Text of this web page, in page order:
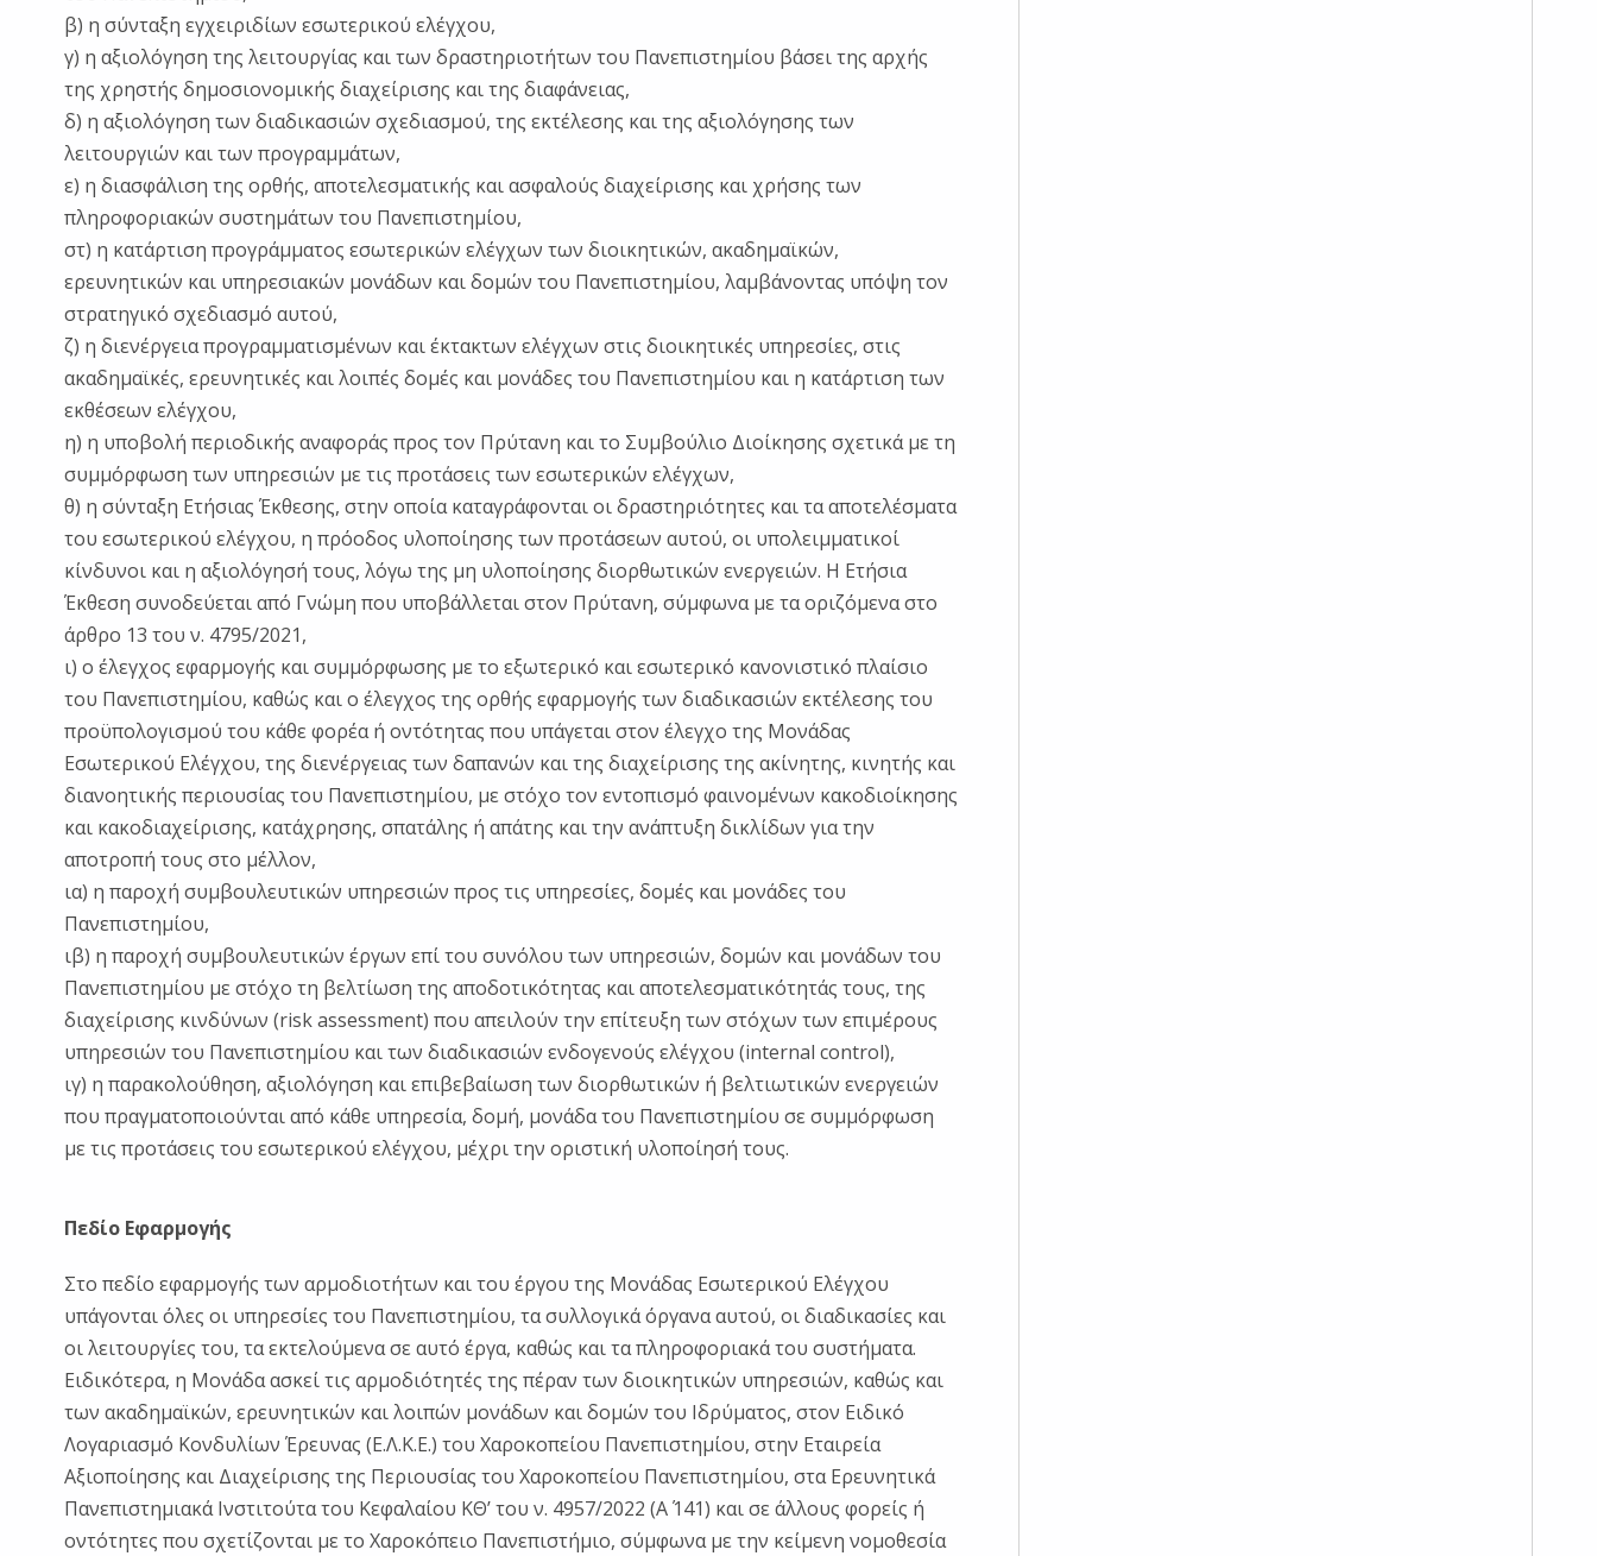
β) η σύνταξη εγχειριδίων εσωτερικού ελέγχου,
γ) η αξιολόγηση της λειτουργίας και των δραστηριοτήτων του Πανεπιστημίου βάσει της αρχής
της χρηστής δημοσιονομικής διαχείρισης και της διαφάνειας,
δ) η αξιολόγηση των διαδικασιών σχεδιασμού, της εκτέλεσης και της αξιολόγησης των
λειτουργιών και των προγραμμάτων,
ε) η διασφάλιση της ορθής, αποτελεσματικής και ασφαλούς διαχείρισης και χρήσης των
πληροφοριακών συστημάτων του Πανεπιστημίου,
στ) η κατάρτιση προγράμματος εσωτερικών ελέγχων των διοικητικών, ακαδημαϊκών,
ερευνητικών και υπηρεσιακών μονάδων και δομών του Πανεπιστημίου, λαμβάνοντας υπόψη τον
στρατηγικό σχεδιασμό αυτού,
ζ) η διενέργεια προγραμματισμένων και έκτακτων ελέγχων στις διοικητικές υπηρεσίες, στις
ακαδημαϊκές, ερευνητικές και λοιπές δομές και μονάδες του Πανεπιστημίου και η κατάρτιση των
εκθέσεων ελέγχου,
η) η υποβολή περιοδικής αναφοράς προς τον Πρύτανη και το Συμβούλιο Διοίκησης σχετικά με τη
συμμόρφωση των υπηρεσιών με τις προτάσεις των εσωτερικών ελέγχων,
θ) η σύνταξη Ετήσιας Έκθεσης, στην οποία καταγράφονται οι δραστηριότητες και τα αποτελέσματα
του εσωτερικού ελέγχου, η πρόοδος υλοποίησης των προτάσεων αυτού, οι υπολειμματικοί
κίνδυνοι και η αξιολόγησή τους, λόγω της μη υλοποίησης διορθωτικών ενεργειών. Η Ετήσια
Έκθεση συνοδεύεται από Γνώμη που υποβάλλεται στον Πρύτανη, σύμφωνα με τα οριζόμενα στο
άρθρο 13 του ν. 4795/2021,
ι) ο έλεγχος εφαρμογής και συμμόρφωσης με το εξωτερικό και εσωτερικό κανονιστικό πλαίσιο
του Πανεπιστημίου, καθώς και ο έλεγχος της ορθής εφαρμογής των διαδικασιών εκτέλεσης του
προϋπολογισμού του κάθε φορέα ή οντότητας που υπάγεται στον έλεγχο της Μονάδας
Εσωτερικού Ελέγχου, της διενέργειας των δαπανών και της διαχείρισης της ακίνητης, κινητής και
διανοητικής περιουσίας του Πανεπιστημίου, με στόχο τον εντοπισμό φαινομένων κακοδιοίκησης
και κακοδιαχείρισης, κατάχρησης, σπατάλης ή απάτης και την ανάπτυξη δικλίδων για την
αποτροπή τους στο μέλλον,
ια) η παροχή συμβουλευτικών υπηρεσιών προς τις υπηρεσίες, δομές και μονάδες του
Πανεπιστημίου,
ιβ) η παροχή συμβουλευτικών έργων επί του συνόλου των υπηρεσιών, δομών και μονάδων του
Πανεπιστημίου με στόχο τη βελτίωση της αποδοτικότητας και αποτελεσματικότητάς τους, της
διαχείρισης κινδύνων (risk assessment) που απειλούν την επίτευξη των στόχων των επιμέρους
υπηρεσιών του Πανεπιστημίου και των διαδικασιών ενδογενούς ελέγχου (internal control),
ιγ) η παρακολούθηση, αξιολόγηση και επιβεβαίωση των διορθωτικών ή βελτιωτικών ενεργειών
που πραγματοποιούνται από κάθε υπηρεσία, δομή, μονάδα του Πανεπιστημίου σε συμμόρφωση
με τις προτάσεις του εσωτερικού ελέγχου, μέχρι την οριστική υλοποίησή τους.
Πεδίο Εφαρμογής
Στο πεδίο εφαρμογής των αρμοδιοτήτων και του έργου της Μονάδας Εσωτερικού Ελέγχου
υπάγονται όλες οι υπηρεσίες του Πανεπιστημίου, τα συλλογικά όργανα αυτού, οι διαδικασίες και
οι λειτουργίες του, τα εκτελούμενα σε αυτό έργα, καθώς και τα πληροφοριακά του συστήματα.
Ειδικότερα, η Μονάδα ασκεί τις αρμοδιότητές της πέραν των διοικητικών υπηρεσιών, καθώς και
των ακαδημαϊκών, ερευνητικών και λοιπών μονάδων και δομών του Ιδρύματος, στον Ειδικό
Λογαριασμό Κονδυλίων Έρευνας (Ε.Λ.Κ.Ε.) του Χαροκοπείου Πανεπιστημίου, στην Εταιρεία
Αξιοποίησης και Διαχείρισης της Περιουσίας του Χαροκοπείου Πανεπιστημίου, στα Ερευνητικά
Πανεπιστημιακά Ινστιτούτα του Κεφαλαίου ΚΘ’ του ν. 4957/2022 (Α΄ 141) και σε άλλους φορείς ή
οντότητες που σχετίζονται με το Χαροκόπειο Πανεπιστήμιο, σύμφωνα με την κείμενη νομοθεσία